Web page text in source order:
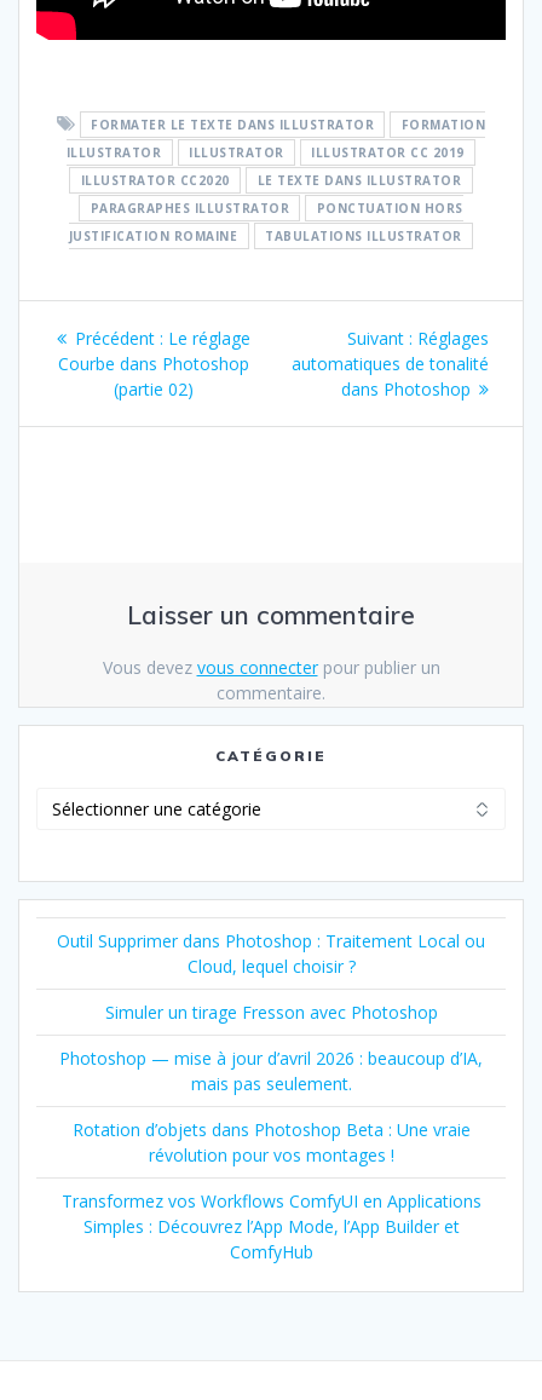
FORMATER LE TEXTE DANS ILLUSTRATOR
FORMATION
ILLUSTRATOR
ILLUSTRATOR
ILLUSTRATOR CC 2019
ILLUSTRATOR CC2020
LE TEXTE DANS ILLUSTRATOR
PARAGRAPHES ILLUSTRATOR
PONCTUATION HORS
JUSTIFICATION ROMAINE
TABULATIONS ILLUSTRATOR
Navigation
de
l’article
Précédent : Article
précédent
:
Le réglage
Courbe dans Photoshop
(partie 02)
Suivant : Article
suivant
:
Réglages
automatiques de tonalité
dans Photoshop
Laisser un commentaire
Vous devez vous connecterpour publier un
commentaire.
CATÉGORIE
Outil Supprimer dans Photoshop : Traitement Local ou
Cloud, lequel choisir ?
Simuler un tirage Fresson avec Photoshop
Photoshop — mise à jour d’avril 2026 : beaucoup d’IA,
mais pas seulement.
Rotation d’objets dans Photoshop Beta : Une vraie
révolution pour vos montages !
Transformez vos Workflows ComfyUI en Applications
Simples : Découvrez l’App Mode, l’App Builder et
ComfyHub